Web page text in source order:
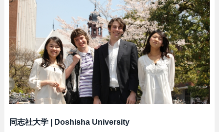
同志社大学| Doshisha University